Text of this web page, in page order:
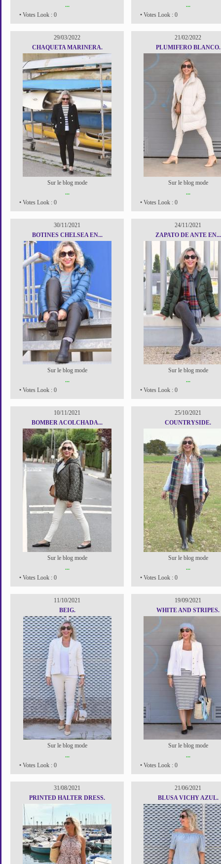
...
• Votes Look : 0
...
• Votes Look : 0
29/03/2022
CHAQUETA MARINERA.
Sur le blog mode
...
• Votes Look : 0
21/02/2022
PLUMIFERO BLANCO.
Sur le blog mode
...
• Votes Look : 0
30/11/2021
BOTINES CHELSEA EN...
Sur le blog mode
...
• Votes Look : 0
24/11/2021
ZAPATO DE ANTE EN...
Sur le blog mode
...
• Votes Look : 0
10/11/2021
BOMBER ACOLCHADA...
Sur le blog mode
...
• Votes Look : 0
25/10/2021
COUNTRYSIDE.
Sur le blog mode
...
• Votes Look : 0
11/10/2021
BEIG.
Sur le blog mode
...
• Votes Look : 0
19/09/2021
WHITE AND STRIPES.
Sur le blog mode
...
• Votes Look : 0
31/08/2021
PRINTED HALTER DRESS.
21/06/2021
BLUSA VICHY AZUL.